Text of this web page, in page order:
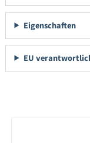
Eigenschaften
EU